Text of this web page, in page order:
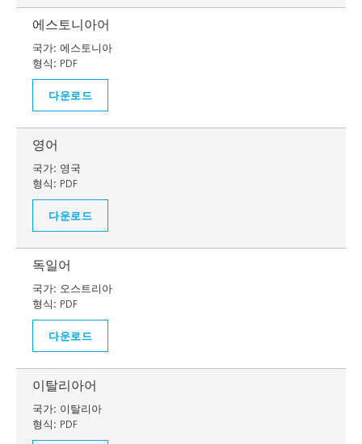
에스토니아어
국가: 에스토니아
형식: PDF
다운로드
영어
국가: 영국
형식: PDF
다운로드
독일어
국가: 오스트리아
형식: PDF
다운로드
이탈리아어
국가: 이탈리아
형식: PDF